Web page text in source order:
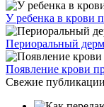
У ребенка в крови
Периоральный
Появление крови
Свежие публикации